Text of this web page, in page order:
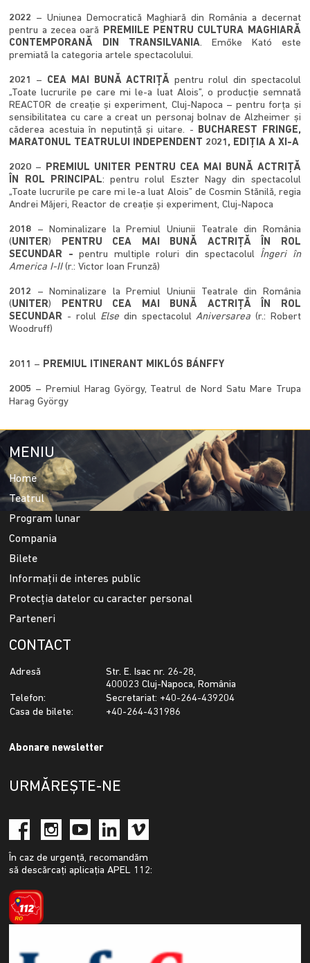
2022 – Uniunea Democratică Maghiară din România a decernat
pentru a zecea oară PREMIILE PENTRU CULTURA MAGHIARĂ
CONTEMPORANĂ DIN TRANSILVANIA. Emőke Kató este
premiată la categoria artele spectacolului.
2021 – CEA MAI BUNĂ ACTRIȚĂpentru rolul din spectacolul
„Toate lucrurile pe care mi le-a luat Alois”, o producție semnată
REACTOR de creație și experiment, Cluj-Napoca – pentru forța și
sensibilitatea cu care a creat un personaj bolnav de Alzheimer și
căderea acestuia în neputință și uitare. - BUCHAREST FRINGE,
MARATONUL TEATRULUI INDEPENDENT 2021, EDIȚIA A XI-A
2020 – PREMIUL UNITER PENTRU CEA MAI BUNĂ ACTRIŢĂ
ÎN ROL PRINCIPAL: pentru rolul Eszter Nagy din spectacolul
„Toate lucrurile pe care mi le-a luat Alois” de Cosmin Stănilă, regia
Andrei Măjeri, Reactor de creație și experiment, Cluj-Napoca
2018 – Nominalizare la Premiul Uniunii Teatrale din România
(UNITER) PENTRU CEA MAI BUNĂ ACTRIŢĂ ÎN ROL
SECUNDAR -pentru multiple roluri din spectacolul Îngeri în
America I-II(r.: Victor Ioan Frunză)
2012 – Nominalizare la Premiul Uniunii Teatrale din România
(UNITER) PENTRU CEA MAI BUNĂ ACTRIŢĂ ÎN ROL
SECUNDAR - rolul Else din spectacolulAniversarea (r.: Robert
Woodruff)
2011 – PREMIUL ITINERANT MIKLÓS BÁNFFY
2005 – Premiul Harag György, Teatrul de Nord Satu Mare Trupa
Harag György
MENIU
Home
Teatrul
Program lunar
Compania
Bilete
Informații de interes public
Protecția datelor cu caracter personal
Parteneri
CONTACT
Adresă
Str. E. Isac nr. 26-28,
400023 Cluj-Napoca, România
Telefon:
Secretariat: +40-264-439204
Casa de bilete:
+40-264-431986
Abonare newsletter
URMĂREȘTE-NE
În caz de urgență, recomandăm
să descărcați aplicația APEL 112: